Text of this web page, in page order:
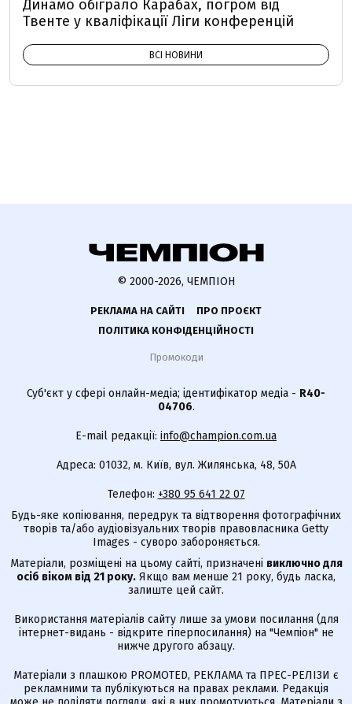
Динамо обіграло Карабах, погром від
Твенте у кваліфікації Ліги конференцій
ВСІ НОВИНИ
© 2000-2026, ЧЕМПІОН
РЕКЛАМА НА САЙТІ
ПРО ПРОЄКТ
ПОЛІТИКА КОНФІДЕНЦІЙНОСТІ
Промокоди
Суб'єкт у сфері онлайн-медіа; ідентифікатор медіа - R40-
04706.
E-mail редакції: info@champion.com.ua
Адреса: 01032, м. Київ, вул. Жилянська, 48, 50А
Телефон: +380 95 641 22 07
Будь-яке копіювання, передрук та відтворення фотографічних
творів та/або аудіовізуальних творів правовласника Getty
Images - суворо забороняється.
Матеріали, розміщені на цьому сайті, призначені виключно для
осіб віком від 21 року. Якщо вам менше 21 року, будь ласка,
залиште цей сайт.
Використання матеріалів сайту лише за умови посилання (для
інтернет-видань - відкрите гіперпосилання) на "Чемпіон" не
нижче другого абзацу.
Матеріали з плашкою PROMOTED, РЕКЛАМА та ПРЕС-РЕЛІЗИ є
рекламними та публікуються на правах реклами. Редакція